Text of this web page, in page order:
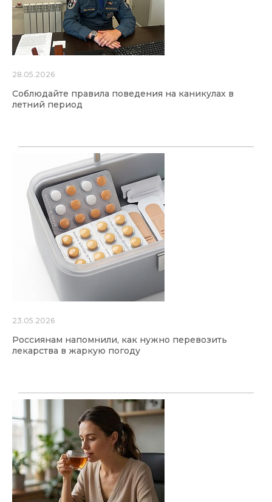
28.05.2026
Соблюдайте правила поведения на каникулах в
летний период
23.05.2026
Россиянам напомнили, как нужно перевозить
лекарства в жаркую погоду